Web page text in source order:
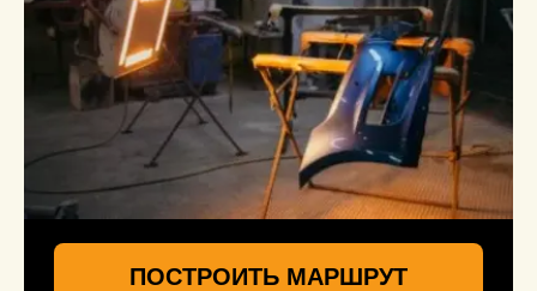
ПОСТРОИТЬ МАРШРУТ